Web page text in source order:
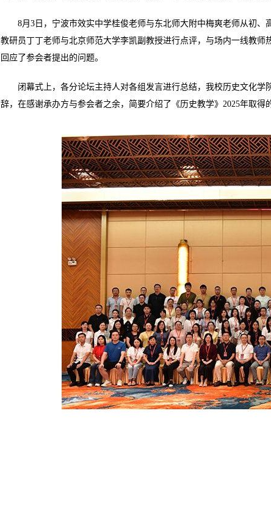
8月3日，宁波市效实中学桂俊老师与东北师大附中梅爽老师从初
教研员丁丁老师与北京师范大学李凯副教授进行点评，与场内一线教
回应了参会者提出的问题。
闭幕式上，各分论坛主持人对各组发言进行总结，我校历史文化
辞，在感谢承办方与参会者之余，简要介绍了《历史教学》2025年取得